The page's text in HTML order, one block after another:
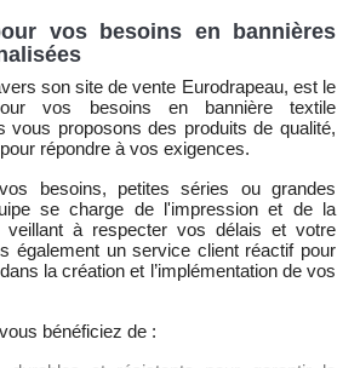
vos besoins en bannières
son site de vente Eurodrapeau, est le
vos besoins en bannière textile
vous proposons des produits de qualité,
répondre à vos exigences.
besoins, petites séries ou grandes
se charge de l'impression et de la
veillant à respecter vos délais et votre
également un service client réactif pour
la création et l’implémentation de vos
bénéficiez de :